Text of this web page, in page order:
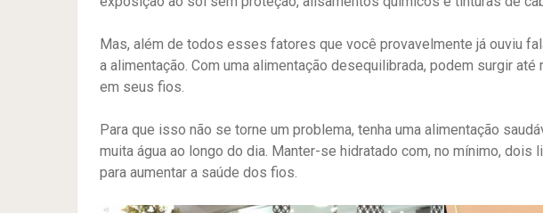
Mas, além de todos esses fatores que você provavelmente já ouviu
a alimentação. Com uma alimentação desequilibrada, podem surgir
em seus fios.
Para que isso não se torne um problema, tenha uma alimentação
muita água ao longo do dia. Manter-se hidratado com, no mínimo, dois
para aumentar a saúde dos fios.